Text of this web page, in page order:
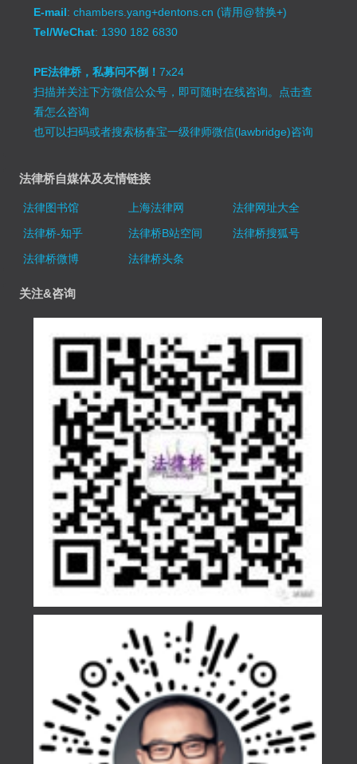
E-mail: chambers.yang+dentons.cn (请用@替换+)
Tel/WeChat: 1390 182 6830
PE法律桥，私募问不倒！7x24
扫描并关注下方微信公众号，即可随时在线咨询。 点击查
看怎么咨询
也可以扫码或者搜索杨春宝一级律师微信(lawbridge)咨询
法律桥自媒体及友情链接
法律图书馆 上海法律网
法律网址大全
法律桥-知乎
法律桥B站空间
法律桥搜狐号
法律桥微博
法律桥头条
关注&咨询